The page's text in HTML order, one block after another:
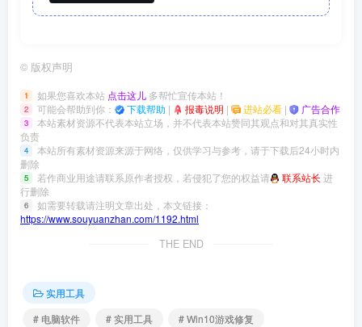
© 版权声明
1 如果您喜欢本站 点击这儿 多帮忙宣传本站！
2 可能会帮助到你： 下载帮助 | 报毒说明 | 进站必看 | 广告合作
3
本站素材资源不代表本站立场，并不代表本站赞同其观点和对其真实性
负责
4
本站所有素材资源来源于网络，仅供学习与参考，请于下载后24小时内
删除
5 若作商业用途请联系原作者授权，若侵犯了您的权益请 联系站长 进
行删除
6
如需要转载请注明文章出处，本文链接：
https://www.souyuanzhan.com/1192.html
THE END
实用工具
# 电脑软件
# 实用工具
# Win10游戏修复